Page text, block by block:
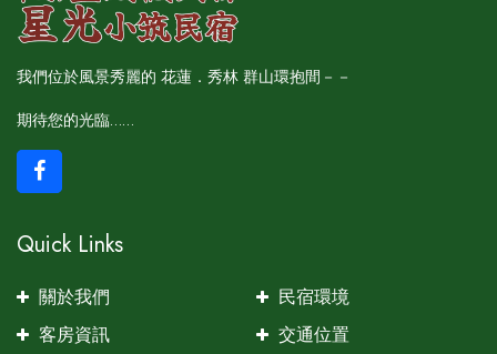
我們位於風景秀麗的 花蓮．秀林 群山環抱間－－
期待您的光臨……
Quick Links
關於我們
客房資訊
民宿環境
交通位置